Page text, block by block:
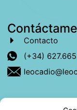
Contáctame
Contacto
(+34)